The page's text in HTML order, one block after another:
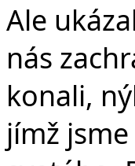
Ale
nás
konali,
jímž